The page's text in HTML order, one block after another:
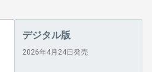
デジタル版
2026年4月24日発売